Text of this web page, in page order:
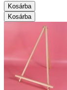
Kosárba
Kosárba